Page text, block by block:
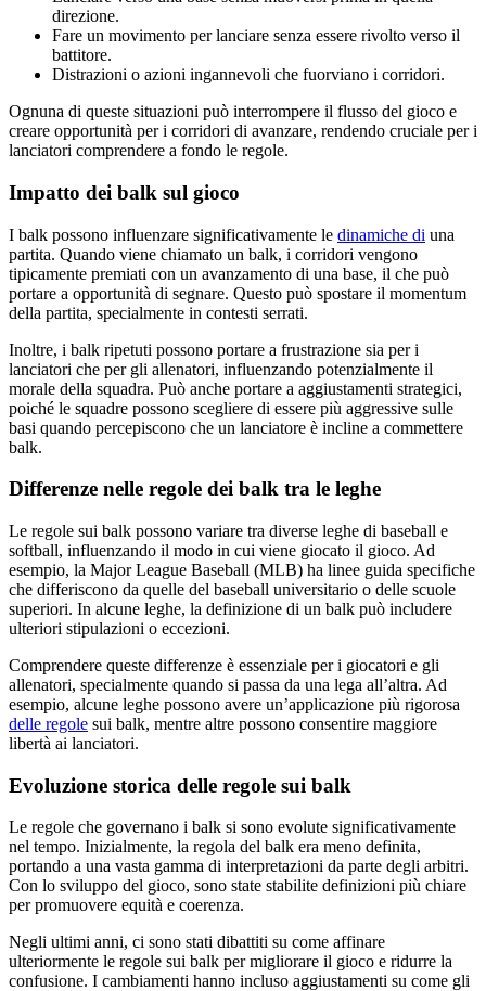
direzione.
Fare un movimento per lanciare senza essere rivolto verso il
battitore.
Distrazioni o azioni ingannevoli che fuorviano i corridori.
Ognuna di queste situazioni può interrompere il flusso del gioco e
creare opportunità per i corridori di avanzare, rendendo cruciale per i
lanciatori comprendere a fondo le regole.
Impatto dei balk sul gioco
I balk possono influenzare significativamente le dinamiche di una
partita. Quando viene chiamato un balk, i corridori vengono
tipicamente premiati con un avanzamento di una base, il che può
portare a opportunità di segnare. Questo può spostare il momentum
della partita, specialmente in contesti serrati.
Inoltre, i balk ripetuti possono portare a frustrazione sia per i
lanciatori che per gli allenatori, influenzando potenzialmente il
morale della squadra. Può anche portare a aggiustamenti strategici,
poiché le squadre possono scegliere di essere più aggressive sulle
basi quando percepiscono che un lanciatore è incline a commettere
balk.
Differenze nelle regole dei balk tra le leghe
Le regole sui balk possono variare tra diverse leghe di baseball e
softball, influenzando il modo in cui viene giocato il gioco. Ad
esempio, la Major League Baseball (MLB) ha linee guida specifiche
che differiscono da quelle del baseball universitario o delle scuole
superiori. In alcune leghe, la definizione di un balk può includere
ulteriori stipulazioni o eccezioni.
Comprendere queste differenze è essenziale per i giocatori e gli
allenatori, specialmente quando si passa da una lega all’altra. Ad
esempio, alcune leghe possono avere un’applicazione più rigorosa
delle regole sui balk, mentre altre possono consentire maggiore
libertà ai lanciatori.
Evoluzione storica delle regole sui balk
Le regole che governano i balk si sono evolute significativamente
nel tempo. Inizialmente, la regola del balk era meno definita,
portando a una vasta gamma di interpretazioni da parte degli arbitri.
Con lo sviluppo del gioco, sono state stabilite definizioni più chiare
per promuovere equità e coerenza.
Negli ultimi anni, ci sono stati dibattiti su come affinare
ulteriormente le regole sui balk per migliorare il gioco e ridurre la
confusione. I cambiamenti hanno incluso aggiustamenti su come gli